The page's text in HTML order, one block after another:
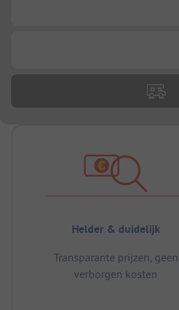
Helder & duidelijk
Transparante prijzen, geen
verborgen kosten